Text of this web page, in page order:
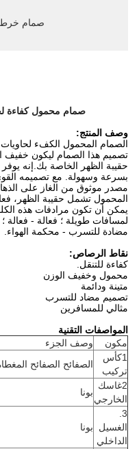
صمام
صمام محمول كفاءة
وصف المنتج:
الصمام المحمول الكفء لحاويات
تصميم هذا الصمام ليكون
حقيبة الظهر الخاصة بك.إنه
بسرعة وسهولة. مع تصميمه
مصدر موثوق من الغاز على
المحمول تشمل حقيبة الظهر،
يمكن أن تكون مرادفات هذه
لمسافات طويلة ؛ فعالة - فعالة
مضادة للتسرب - محكمة الهواء.
نقاط الرصاص:
كفاءة للتنقل.
محمول وخفيف الوزن
متينة ودائمة
تصميم مضاد للتسرب
مثالي للمسافرين
المواصفات التقنية
مكون
وصف الجزء
1كأس
تركيب
الصفائح الصفائح
2غاسك
الخارجي
بونا
الغسيل
الداخلي
بونا